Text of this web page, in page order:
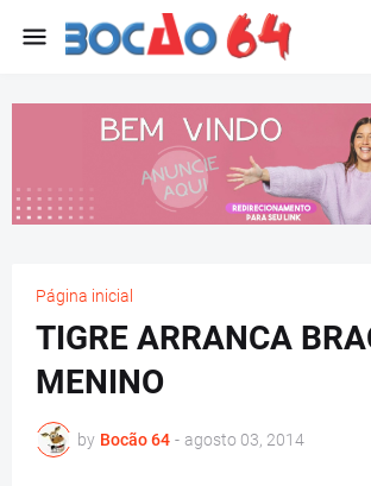
Página inicial
TIGRE ARRANCA
MENINO
by Bocão 64 - agosto 03, 2014